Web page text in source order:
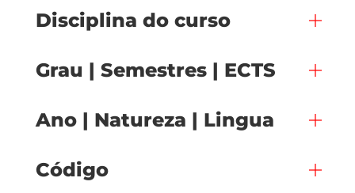
Disciplina do curso
Grau | Semestres | ECTS
Ano | Natureza | Lingua
Código